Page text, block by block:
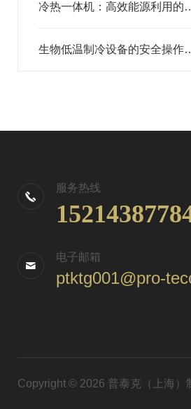
冷热一体机：高效
生物低温制冷
服务热线
电子邮箱
ptktg001@pro-
Copyright © 2026 普泰克（上海